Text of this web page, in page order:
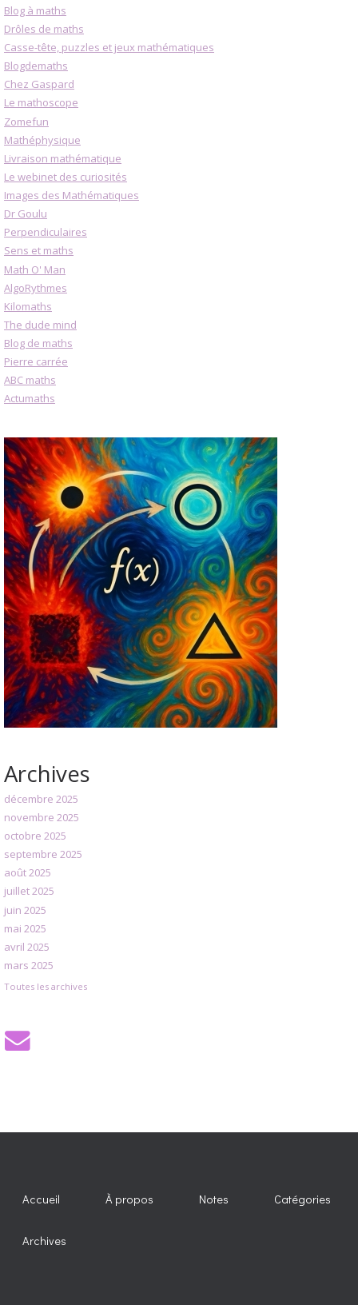
Blog à maths
Drôles de maths
Casse-tête, puzzles et jeux mathématiques
Blogdemaths
Chez Gaspard
Le mathoscope
Zomefun
Mathéphysique
Livraison mathématique
Le webinet des curiosités
Images des Mathématiques
Dr Goulu
Perpendiculaires
Sens et maths
Math O' Man
AlgoRythmes
Kilomaths
The dude mind
Blog de maths
Pierre carrée
ABC maths
Actumaths
Archives
décembre 2025
novembre 2025
octobre 2025
septembre 2025
août 2025
juillet 2025
juin 2025
mai 2025
avril 2025
mars 2025
Toutes les archives
Accueil À propos Notes Catégories
Archives